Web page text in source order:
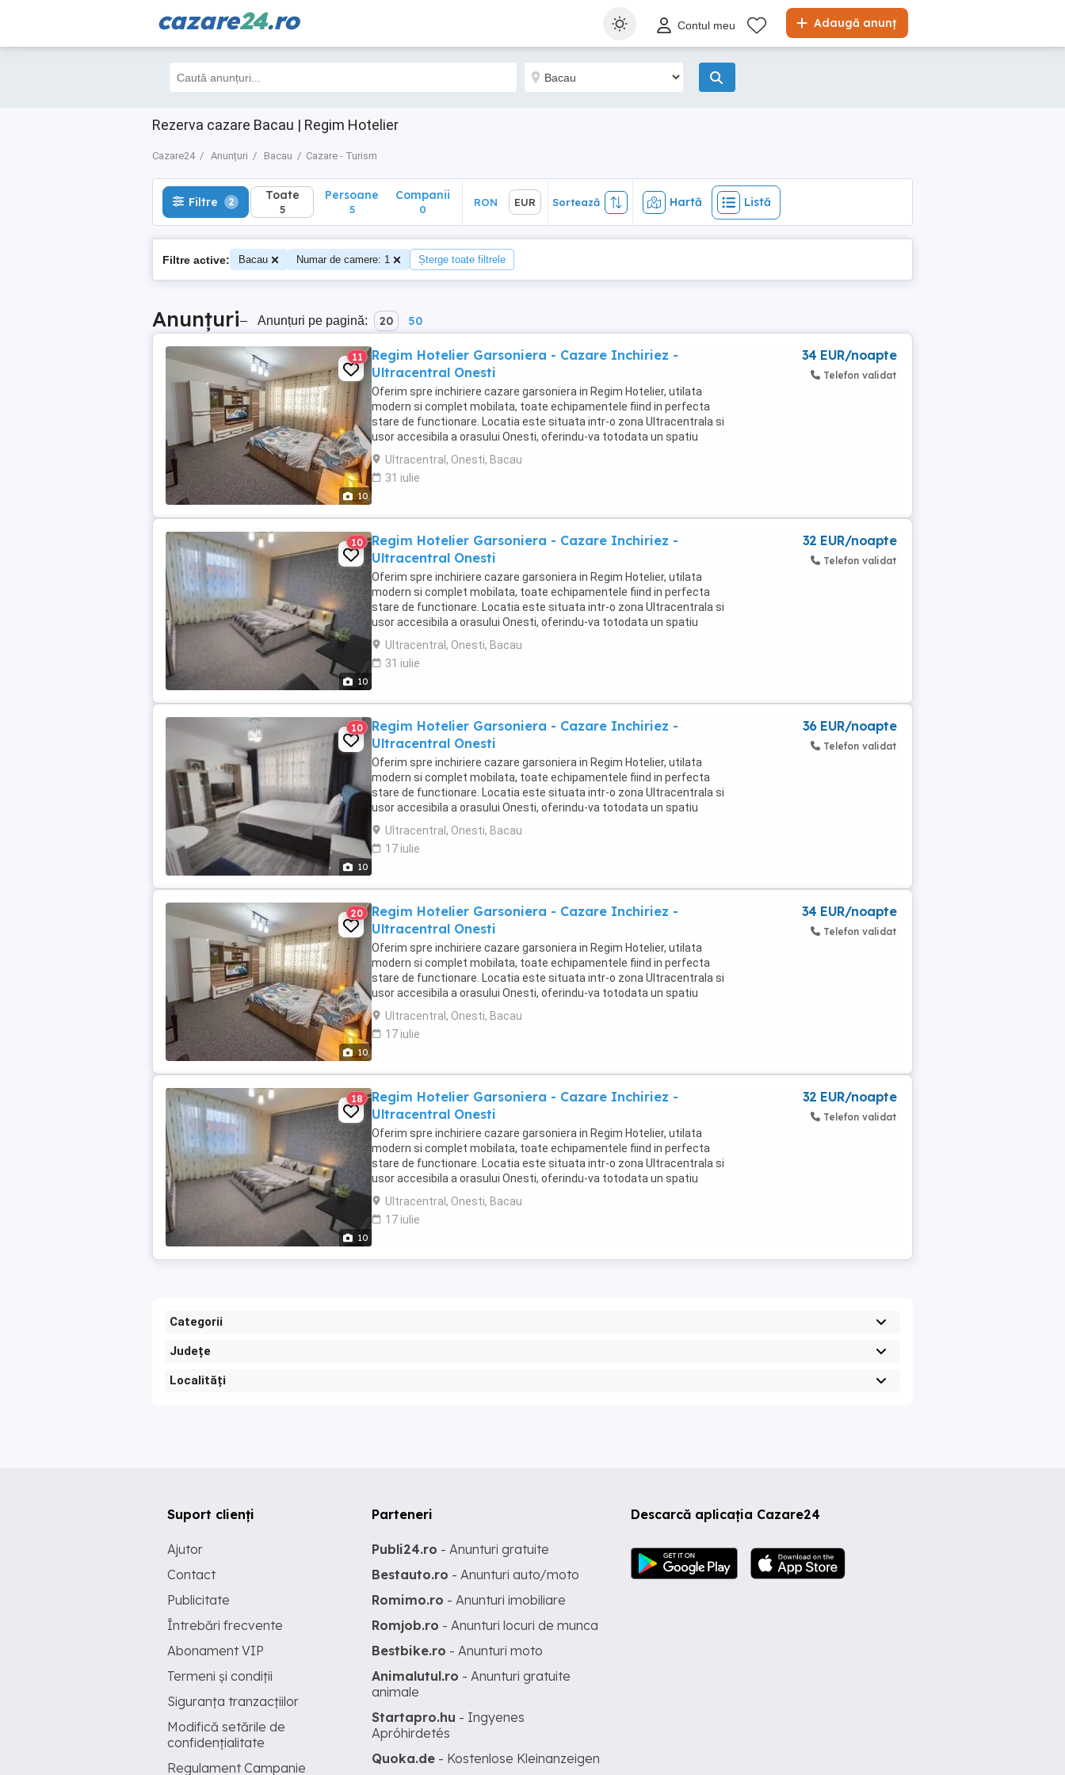
cazare24.ro Adaugă anunț
Contul meu
Rezerva cazare Bacau | Regim Hotelier
Cazare24 Anunțuri Bacau Cazare - Turism
Filtre 2 Toate
5
Hartă Listă
Filtre 2 Toate
5
Persoane
5
Companii
0
RON EUR Sortează Hartă Listă
Filtre active: Bacau Numar de camere: 1 Șterge toate filtrele
Anunțuri– Anunțuri pe pagină: 20 50
10
11
Regim Hotelier Garsoniera - Cazare Inchiriez -
Ultracentral Onesti
Oferim spre inchiriere cazare garsoniera in Regim Hotelier, utilata
modern si complet mobilata, toate echipamentele fiind in perfecta
stare de functionare. Locatia este situata intr-o zona Ultracentrala si
usor accesibila a orasului Onesti, oferindu-va totodata un spatiu
generos de 32mp (NU studiori ...
Ultracentral, Onesti, Bacau
31 iulie
34 EUR/noapte
Telefon validat
10
10
Regim Hotelier Garsoniera - Cazare Inchiriez -
Ultracentral Onesti
Oferim spre inchiriere cazare garsoniera in Regim Hotelier, utilata
modern si complet mobilata, toate echipamentele fiind in perfecta
stare de functionare. Locatia este situata intr-o zona Ultracentrala si
usor accesibila a orasului Onesti, oferindu-va totodata un spatiu
generos de 32mp (NU studiori ...
Ultracentral, Onesti, Bacau
31 iulie
32 EUR/noapte
Telefon validat
10
10
Regim Hotelier Garsoniera - Cazare Inchiriez -
Ultracentral Onesti
Oferim spre inchiriere cazare garsoniera in Regim Hotelier, utilata
modern si complet mobilata, toate echipamentele fiind in perfecta
stare de functionare. Locatia este situata intr-o zona Ultracentrala si
usor accesibila a orasului Onesti, oferindu-va totodata un spatiu
generos de 32mp (NU studiori ...
Ultracentral, Onesti, Bacau
17 iulie
36 EUR/noapte
Telefon validat
10
20
Regim Hotelier Garsoniera - Cazare Inchiriez -
Ultracentral Onesti
Oferim spre inchiriere cazare garsoniera in Regim Hotelier, utilata
modern si complet mobilata, toate echipamentele fiind in perfecta
stare de functionare. Locatia este situata intr-o zona Ultracentrala si
usor accesibila a orasului Onesti, oferindu-va totodata un spatiu
generos de 32mp (NU studiori ...
Ultracentral, Onesti, Bacau
17 iulie
34 EUR/noapte
Telefon validat
10
18
Regim Hotelier Garsoniera - Cazare Inchiriez -
Ultracentral Onesti
Oferim spre inchiriere cazare garsoniera in Regim Hotelier, utilata
modern si complet mobilata, toate echipamentele fiind in perfecta
stare de functionare. Locatia este situata intr-o zona Ultracentrala si
usor accesibila a orasului Onesti, oferindu-va totodata un spatiu
generos de 32mp (NU studiori ...
Ultracentral, Onesti, Bacau
17 iulie
32 EUR/noapte
Telefon validat
Categorii
Județe
Localități
Descarcă aplicația Cazare24
Suport clienți
Ajutor
Contact
Publicitate
Întrebări frecvente
Abonament VIP
Termeni și condiții
Siguranța tranzacțiilor
Modifică setările de
confidențialitate
Regulament Campanie
Parteneri
Publi24.ro - Anunturi gratuite
Bestauto.ro - Anunturi auto/moto
Romimo.ro - Anunturi imobiliare
Romjob.ro - Anunturi locuri de munca
Bestbike.ro - Anunturi moto
Animalutul.ro - Anunturi gratuite
animale
Startapro.hu - Ingyenes
Apróhirdetés
Quoka.de - Kostenlose Kleinanzeigen